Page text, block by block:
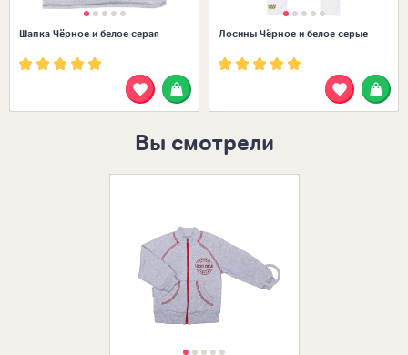
Шапка Чёрное и белое серая Лосины Чёрное и белое серые
Вы смотрели